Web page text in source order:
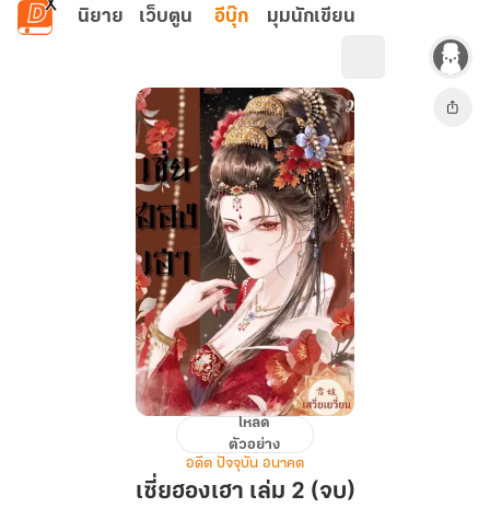
ข้ามไปยังเนื้อหาหลัก
นิยาย เว็บตูน อีบุ๊ก มุมนักเขียน
ฮองเฮา
เล่ม
โหลด
ตัวอย่าง
อดีต ปัจจุบัน อนาคต
เซี่ยฮองเฮา เล่ม 2 (จบ)